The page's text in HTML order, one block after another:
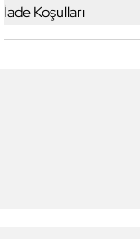
İade Koşulları